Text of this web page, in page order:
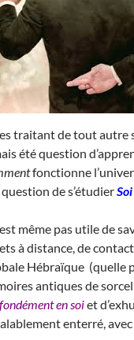
traitant de tout autre
été question
fonctionne
de s’étudierSoi
même pas utile de
à distance, de
Hébraïque (quelle
antiques de
en soiet
enterré,